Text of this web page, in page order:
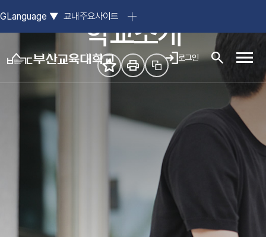
GLanguage ▼ 교내주요사이트
로그인 모바
학교소개